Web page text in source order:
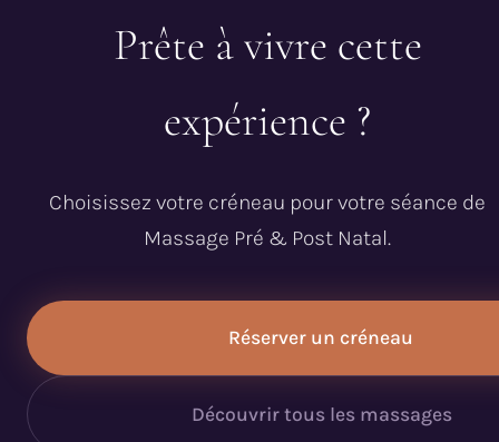
Prête à vivre cette
expérience ?
Choisissez votre créneau pour votre séance de
Massage Pré & Post Natal.
Réserver un créneau
Découvrir tous les massages